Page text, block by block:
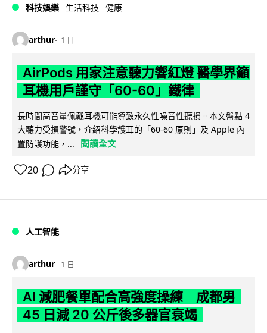
科技娛樂 生活科技 健康
arthur 1 日
AirPods 用家注意聽力響紅燈 醫學界籲
耳機用戶謹守「60-60」鐵律
長時間高音量佩戴耳機可能導致永久性噪音性聽損。本文盤點 4
大聽力受損警號，介紹科學護耳的「60-60 原則」及 Apple 內
置防護功能，...
閱讀全文
20 分享
人工智能
arthur 1 日
AI 減肥餐單配合高強度操練 成都男
45 日減 20 公斤後多器官衰竭